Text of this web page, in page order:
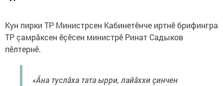
Кун пирки ТР Министрсен Кабинетӗнче иртнӗ брифингра
ТР çамрӑксен ӗçӗсен министрӗ Ринат Садыков
пĕлтернĕ.
«Ăна туслӑха тата ырри, лайӑххи çинчен